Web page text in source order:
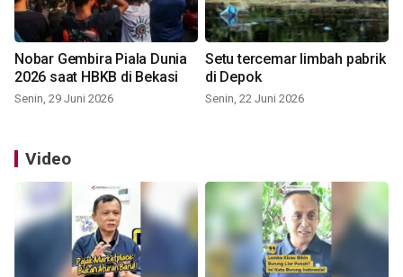
Nobar Gembira Piala Dunia
2026 saat HBKB di Bekasi
Senin, 29 Juni 2026
Setu tercemar limbah pabrik
di Depok
Senin, 22 Juni 2026
Video